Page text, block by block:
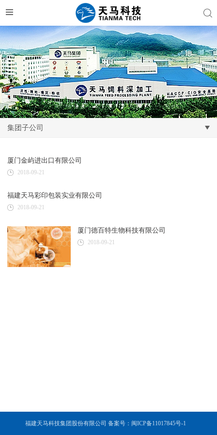
集团子公司
厦门金屿进出口有限公司
2018-09-21
福建天马彩印包装实业有限公司
2018-09-21
厦门德百特生物科技有限公司
2018-09-21
福建天马科技集团股份有限公司 备案号：闽ICP备11017845号-1